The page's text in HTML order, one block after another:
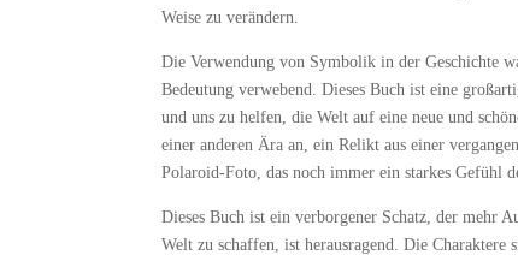
Weise zu verändern.
Die Verwendung von Symbolik in der Geschichte
Bedeutung verwebend. Dieses Buch ist eine
und uns zu helfen, die Welt auf eine neue und
einer anderen Ära an, ein Relikt aus einer
Polaroid-Foto, das noch immer ein starkes Gefühl
Dieses Buch ist ein verborgener Schatz, der mehr
Welt zu schaffen, ist herausragend. Die